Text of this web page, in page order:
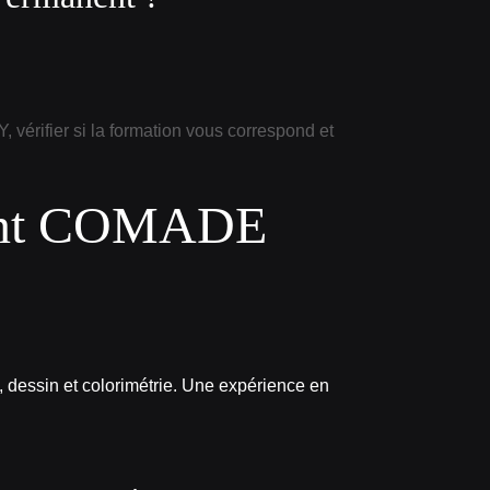
vérifier si la formation vous correspond et
COMADE
et colorimétrie. Une expérience en